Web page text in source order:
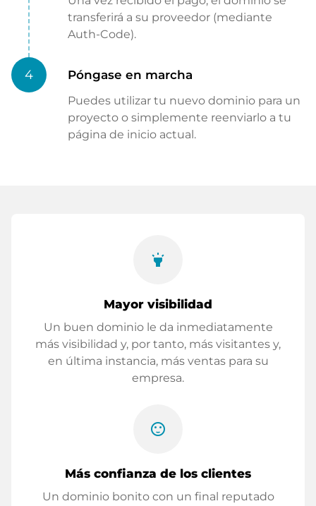
transferirá a su proveedor (mediante
Auth-Code).
4 Póngase en marcha
Puedes utilizar tu nuevo dominio para un
proyecto o simplemente reenviarlo a tu
página de inicio actual.
highlight
Mayor visibilidad
Un buen dominio le da inmediatamente
más visibilidad y, por tanto, más visitantes y,
en última instancia, más ventas para su
empresa.
sentiment_satisfied
Más confianza de los clientes
Un dominio bonito con un final reputado